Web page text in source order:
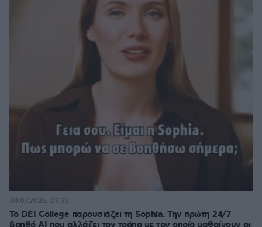
Το DEI College παρουσιάζει τη Sophia. Την πρώτη 24/7
30.07.2026, 09:33